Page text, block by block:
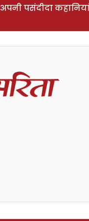
अपनी पसंदीदा